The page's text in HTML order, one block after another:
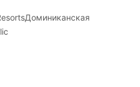
Доминиканская